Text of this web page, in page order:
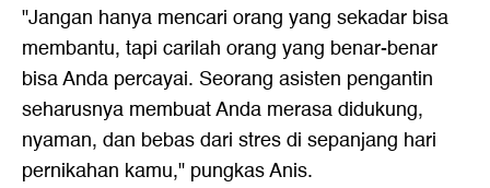
"Jangan hanya mencari orang yang sekadar bisa
membantu, tapi carilah orang yang benar-benar
bisa Anda percayai. Seorang asisten pengantin
seharusnya membuat Anda merasa didukung,
nyaman, dan bebas dari stres di sepanjang hari
pernikahan kamu," pungkas Anis.